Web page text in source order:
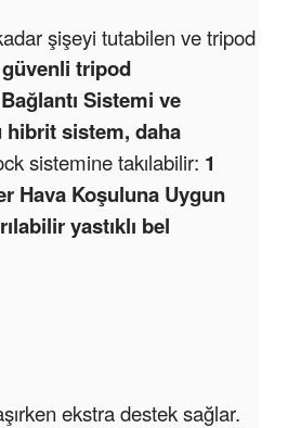
şişeyi tutabilen ve tripod
güvenli tripod
Sistemi ve
hibrit sistem, daha
sistemine takılabilir: 1
Hava Koşuluna Uygun
yastıklı bel
ekstra destek sağlar.